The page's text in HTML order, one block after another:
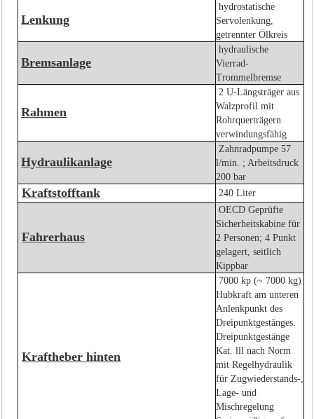
Lenkung
hydrostatische
Servolenkung,
getrennter Ölkreis
Bremsanlage
hydraulische
Vierrad-
Trommelbremse
Rahmen
2 U-Längsträger aus
Walzprofil mit
Rohrquerträgern
verwindungsfähig
Hydraulikanlage
Zahnradpumpe 57
l/min. ; Arbeitsdruck
200 bar
Kraftstofftank 240 Liter
Fahrerhaus
OECD Geprüfte
Sicherheitskabine für
2 Personen; 4 Punkt
gelagert, seitlich
Kippbar
Kraftheber hinten
7000 kp (~ 7000 kg)
Hubkraft am unteren
Anlenkpunkt des
Dreipunktgestänges.
Dreipunktgestänge
Kat. lll nach Norm
mit Regelhydraulik
für Zugwiederstands-,
Lage- und
Mischregelung